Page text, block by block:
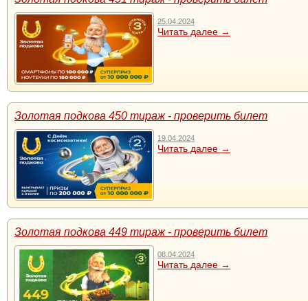
25.04.2024
Читать далее →
Золотая подкова 450 тираж - проверить билет
19.04.2024
Читать далее →
Золотая подкова 449 тираж - проверить билет
08.04.2024
Читать далее →